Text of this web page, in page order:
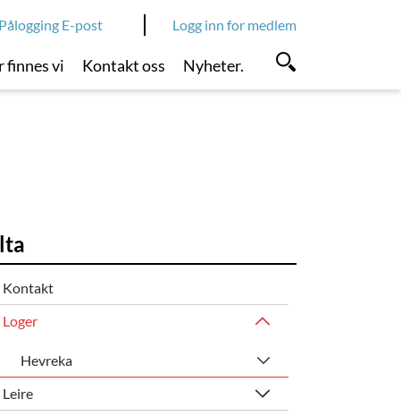
Logg inn for medlem
Pålogging E-post
finnes vi Kontakt oss Nyheter.
Kontakt
Loger
Hevreka
Leire